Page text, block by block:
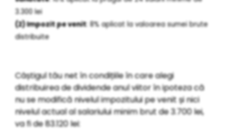
3.300 lei
(2) Impozit pe venit: 8% aplicat la valoarea sumei brute
distribuite
Câștigul tău net în condițiile în care alegi
distribuirea de dividende anul viitor în ipoteza că
nu se modifică nivelul impozitului pe venit și nici
nivelul actual al salariului minim brut de 3.700 lei,
va fi de 83.120 lei: